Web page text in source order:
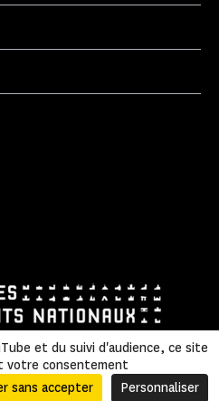
confidentialité
|
| Accessibilité | Plan du site
et du suivi d'audience, ce site
votre consentement
sans accepter Personnaliser